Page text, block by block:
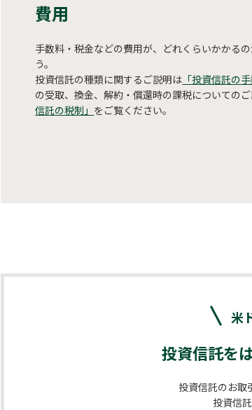
費用
手数料・税金などの費用が、どれくらいかかる
う。
投資信託の種類に関するご説明は 「投資信託の手
の受取、換金、解約・償還時の課税についての
信託の税制」 をご覧ください。
米
投資信託を
投資信託のお取
投資信